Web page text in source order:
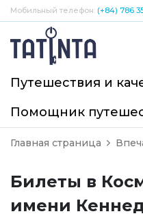
Мобильный телефон: (+84) 786
Путешествия и
Помощник
Главная страница
Билеты в
имени